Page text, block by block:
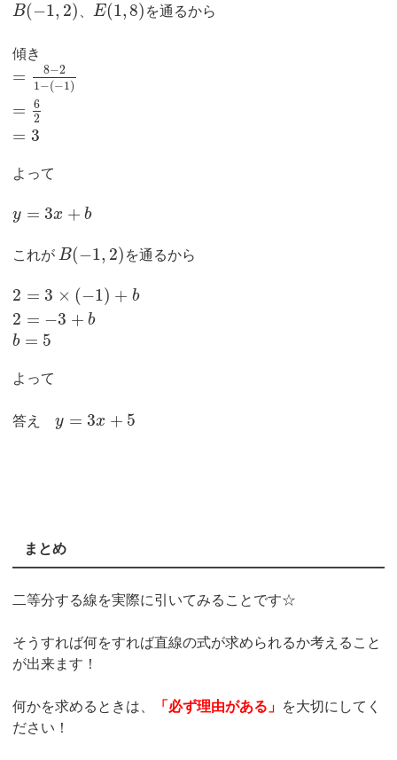
B(−1, 2) E(1,8) を通るから
傾き
= 8−2
1−(−1)
=
6
2
= 3
よって
y = 3x + b
これが B(−1, 2) を通るから
2 = 3 × (−1) + b
2 = −3 + b
b = 5
よって
答えy = 3x + 5
まとめ
二等分する線を実際に引いてみることです☆
そうすれば何をすれば直線の式が求められるか考えること
が出来ます！
何かを求めるときは、 「必ず理由がある」 を大切にしてく
ださい！